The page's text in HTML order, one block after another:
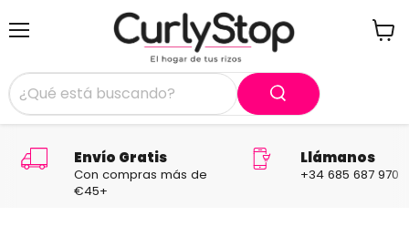
Envío Gratis
Con compras más de
€45+
Llámanos
+34 685 687 970